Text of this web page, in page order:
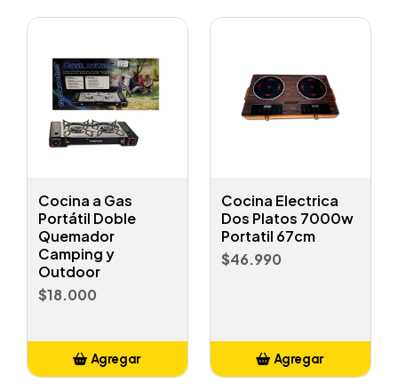
Cocina a Gas
Portátil Doble
Quemador
Camping y
Outdoor
$18.000
Agregar
Cocina Electrica
Dos Platos 7000w
Portatil 67cm
$46.990
Agregar